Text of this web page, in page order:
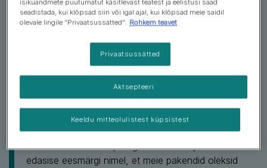
Pühendunud tööle jäätmevaba
tuleviku nimel
Purina ONE®'is oleme uhked rakendatud meetmete
üle, mis on parema pakendamise kaudu võimaldanud
vähendada meie sõltuvust toorplastist. Meie esimene
pakendid on 40% ulatuses valmistatud
ringlussevõetud materjalist. See uus lähenemisviis
aitab meil täita oma praegust lubadust ja töötada
edasise eesmärgi nimel, et meie pakendid oleksid
isikuandmete puutumatut käsitlevast teatest ja eelistusi saad
seadistada, kui klõpsad siin või igal ajal, kui klõpsad meie saidil
olevale lingile "Privaatsussätted". Rohkem teavet
Privaatsussätted
Keeldu mitteolulistest küpsistest
Aktsepteeri